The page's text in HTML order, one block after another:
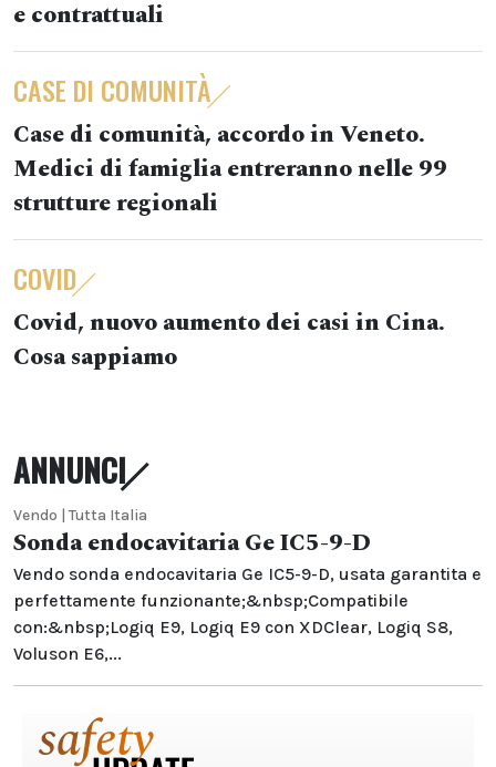
e contrattuali
CASE DI COMUNITÀ
Case di comunità, accordo in Veneto.
Medici di famiglia entreranno nelle 99
strutture regionali
COVID
Covid, nuovo aumento dei casi in Cina.
Cosa sappiamo
ANNUNCI
Vendo | Tutta Italia
Sonda endocavitaria Ge IC5-9-D
Vendo sonda endocavitaria Ge IC5-9-D, usata garantita e
perfettamente funzionante;&nbsp;Compatibile
con:&nbsp;Logiq E9, Logiq E9 con XDClear, Logiq S8,
Voluson E6,...